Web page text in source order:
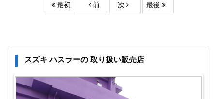
最初 前 次 最後
スズキ ハスラーの 取り扱い販売店